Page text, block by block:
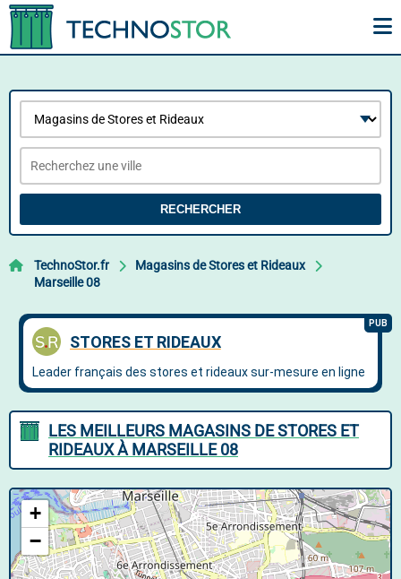
RECHERCHER
TechnoStor.fr
Magasins de Stores et Rideaux
Marseille 08
LES MEILLEURS MAGASINS DE STORES ET
RIDEAUX À MARSEILLE 08
+
−